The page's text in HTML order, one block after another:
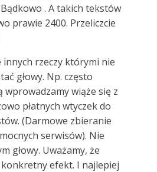
. A takich tekstów
prawie 2400. Przeliczcie
innych rzeczy którymi nie
głowy. Np. często
wiąże się z
płatnych wtyczek do
(Darmowe zbieranie
serwisów). Nie
głowy. Uważamy, że
konkretny efekt. I najlepiej